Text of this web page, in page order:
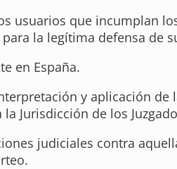
usuarios que incumplan
la legítima defensa de
en España.
y aplicación
Jurisdicción de los
judiciales contra